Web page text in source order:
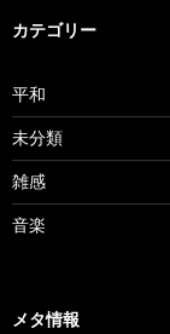
カテゴリー
平和
未分類
雑感
音楽
メタ情報